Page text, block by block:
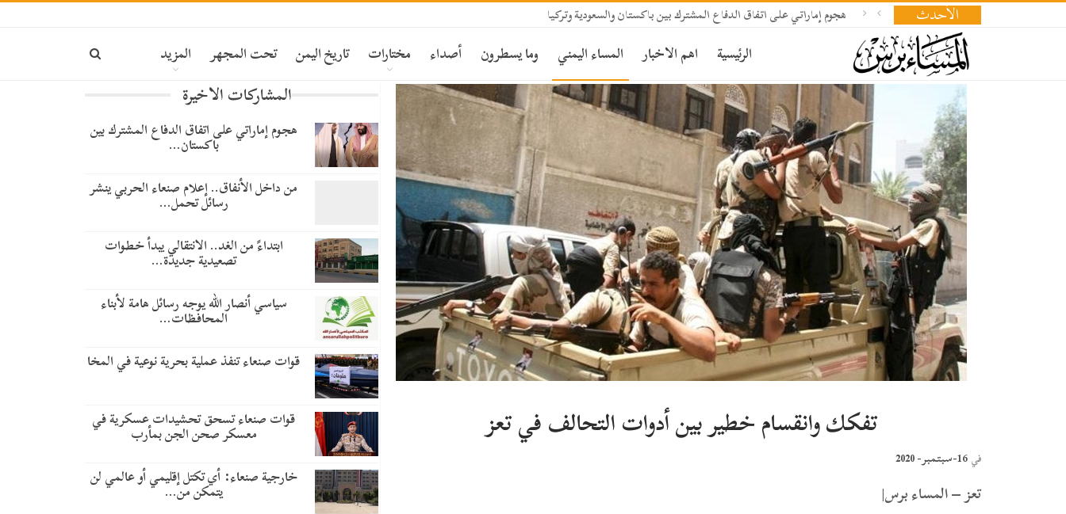
الأحدث هجوم إماراتي على اتفاق الدفاع المشترك بين باكستان والسعودية وتركيا
الرئيسية اهم الاخبار المساء اليمني وما يسطرون أصداء مختارات تاريخ اليمن تحت المجهر المزيد
تفكك وانقسام خطير بين أدوات التحالف في تعز
في 16-سبتمبر- 2020
تعز – المساء برس|
المشاركات الاخيرة
هجوم إماراتي على اتفاق الدفاع المشترك بين
باكستان…
من داخل الأنفاق.. إعلام صنعاء الحربي ينشر
رسائل تحمل…
​ابتداءً من الغد.. الانتقالي يبدأ خطوات
تصعيدية جديدة…
سياسي أنصار الله يوجه رسائل هامة لأبناء
المحافظات…
قوات صنعاء تنفذ عملية بحرية نوعية في المخا
قوات صنعاء تسحق تحشيدات عسكرية في
معسكر صحن الجن بمأرب
خارجية صنعاء: أي تكتل إقليمي أو عالمي لن
يتمكن من…